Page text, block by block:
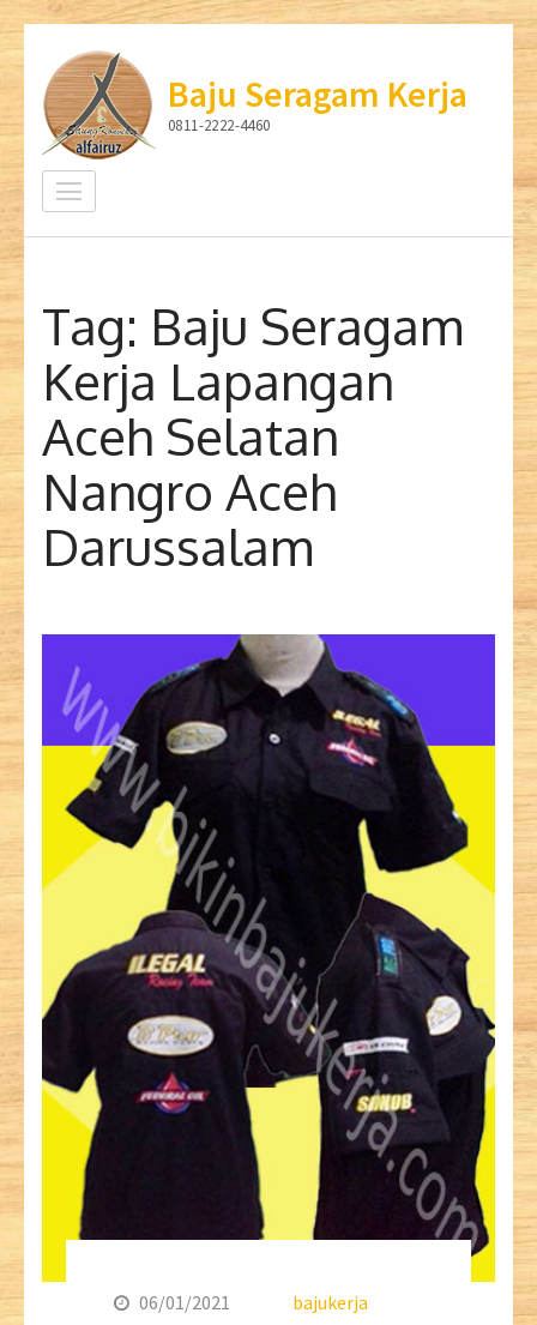
Lompat
konten
(Tekan
Enter)
Baju Seragam Kerja
0811-2222-4460
Tag: Baju Seragam
Kerja Lapangan
Aceh Selatan
Nangro Aceh
Darussalam
06/01/2021 bajukerja